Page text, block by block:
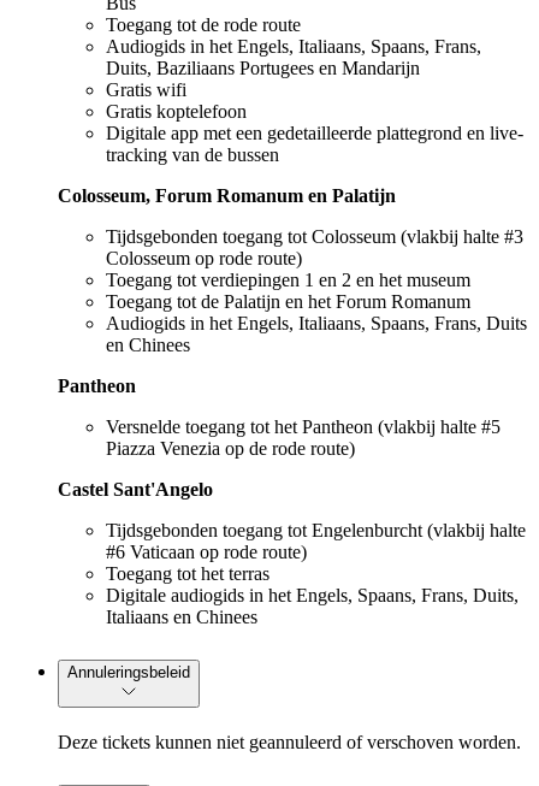
Toegang tot de rode route
Audiogids in het Engels, Italiaans, Spaans, Frans,
Duits, Baziliaans Portugees en Mandarijn
Gratis wifi
Gratis koptelefoon
Digitale app met een gedetailleerde plattegrond en live-
tracking van de bussen
Colosseum, Forum Romanum en Palatijn
Tijdsgebonden toegang tot Colosseum (vlakbij halte #3
Colosseum op rode route)
Toegang tot verdiepingen 1 en 2 en het museum
Toegang tot de Palatijn en het Forum Romanum
Audiogids in het Engels, Italiaans, Spaans, Frans, Duits
en Chinees
Pantheon
Versnelde toegang tot het Pantheon (vlakbij halte #5
Piazza Venezia op de rode route)
Castel Sant'Angelo
Tijdsgebonden toegang tot Engelenburcht (vlakbij halte
#6 Vaticaan op rode route)
Toegang tot het terras
Digitale audiogids in het Engels, Spaans, Frans, Duits,
Italiaans en Chinees
Annuleringsbeleid
Deze tickets kunnen niet geannuleerd of verschoven worden.